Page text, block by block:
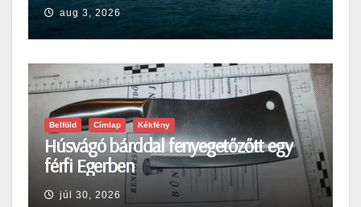
aug 3, 2026
Belföld Címlap Kékfény
Húsvágó bárddal fenyegetőzőtt egy
férfi Egerben
júl 30, 2026